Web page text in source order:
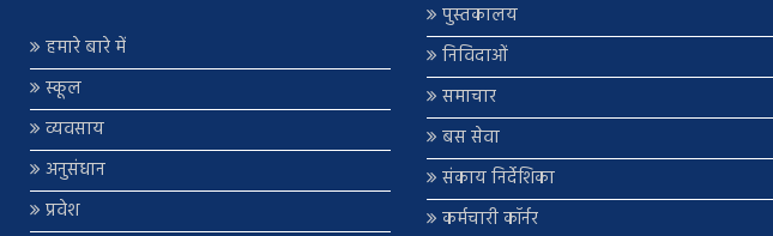
हमारे बारे में
स्कूल
व्यवसाय
अनुसंधान
प्रवेश
पुस्तकालय
निविदाओं
समाचार
बस सेवा
संकाय निर्देशिका
कर्मचारी कॉर्नर